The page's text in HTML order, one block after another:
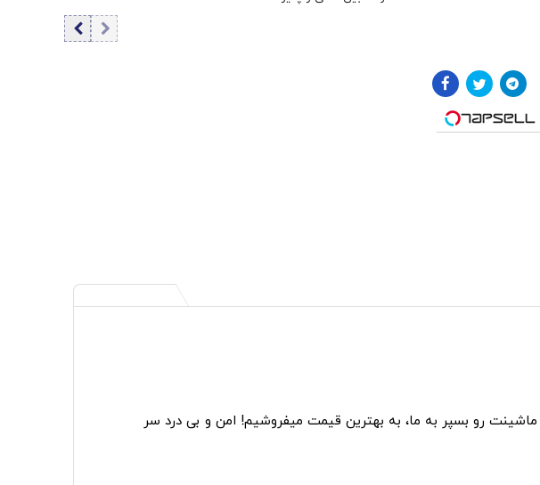
ماشینت رو بسپر به ما، به بهترین قیمت میفروشیم! امن و بی درد سر